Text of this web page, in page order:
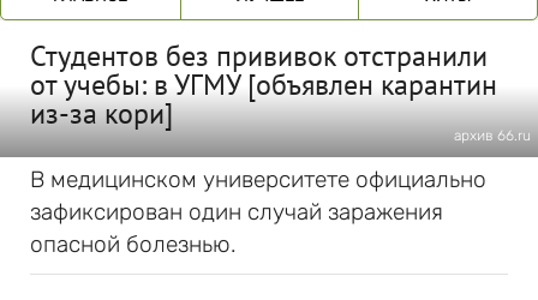
Студентов без прививок отстранили
от учебы: в УГМУ [объявлен карантин
из-за кори]
архив 66.ru
В медицинском университете официально
зафиксирован один случай заражения
опасной болезнью.